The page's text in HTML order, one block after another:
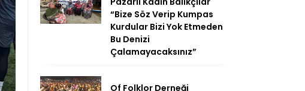
“Bize Söz Verip Kumpas
Kurdular Bizi Yok Etmeden
Bu Denizi
Çalamayacaksınız”
Of Folklor Derneği